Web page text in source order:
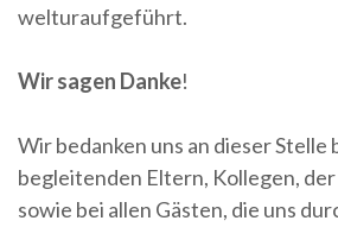
welturaufgeführt.
Wir sagen Danke!
Wir bedanken uns an dieser Stelle
begleitenden Eltern, Kollegen,
sowie bei allen Gästen, die uns